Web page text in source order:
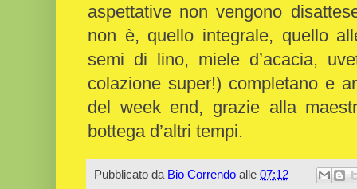
aspettative non vengono
non è, quello integrale, quello
semi di lino, miele d’acacia,
colazione super!) completano e
del week end, grazie alla
bottega d’altri tempi.
Pubblicato da Bio Correndo alle 07:12